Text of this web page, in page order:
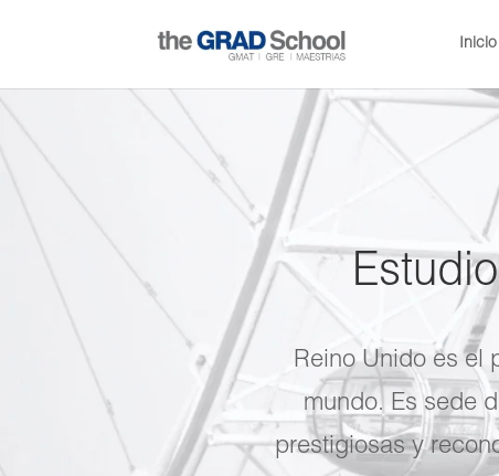
Inicio
Reino Unido es el
mundo. Es sede
prestigiosas y